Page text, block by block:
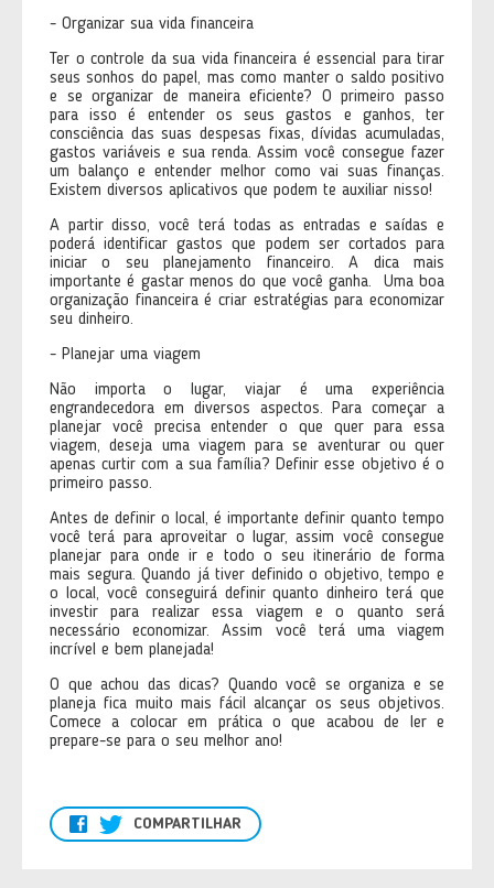
- Organizar sua vida financeira
Ter o controle da sua vida financeira é essencial para tirar
seus sonhos do papel, mas como manter o saldo positivo
e se organizar de maneira eficiente? O primeiro passo
para isso é entender os seus gastos e ganhos, ter
consciência das suas despesas fixas, dívidas acumuladas,
gastos variáveis e sua renda. Assim você consegue fazer
um balanço e entender melhor como vai suas finanças.
Existem diversos aplicativos que podem te auxiliar nisso!
A partir disso, você terá todas as entradas e saídas e
poderá identificar gastos que podem ser cortados para
iniciar o seu planejamento financeiro. A dica mais
importante é gastar menos do que você ganha. Uma boa
organização financeira é criar estratégias para economizar
seu dinheiro.
- Planejar uma viagem
Não importa o lugar, viajar é uma experiência
engrandecedora em diversos aspectos. Para começar a
planejar você precisa entender o que quer para essa
viagem, deseja uma viagem para se aventurar ou quer
apenas curtir com a sua família? Definir esse objetivo é o
primeiro passo.
Antes de definir o local, é importante definir quanto tempo
você terá para aproveitar o lugar, assim você consegue
planejar para onde ir e todo o seu itinerário de forma
mais segura. Quando já tiver definido o objetivo, tempo e
o local, você conseguirá definir quanto dinheiro terá que
investir para realizar essa viagem e o quanto será
necessário economizar. Assim você terá uma viagem
incrível e bem planejada!
O que achou das dicas? Quando você se organiza e se
planeja fica muito mais fácil alcançar os seus objetivos.
Comece a colocar em prática o que acabou de ler e
prepare-se para o seu melhor ano!
COMPARTILHAR